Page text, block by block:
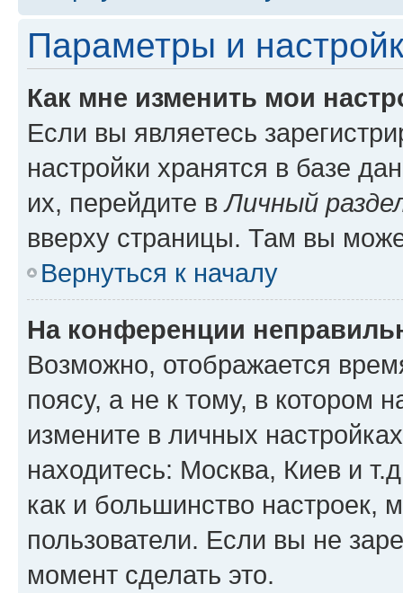
Параметры и
Как мне изменить мои
Если вы являетесь
настройки хранятся в базе
их, перейдите вЛичный
вверху страницы. Там вы
Вернуться к началу
На конференции
Возможно, отображается
поясу, а не к тому, в котором
измените в личных
находитесь: Москва, Киев и
как и большинство настроек,
пользователи. Если вы не
момент сделать это.